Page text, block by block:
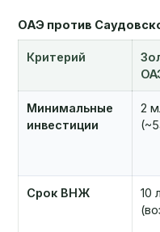
ОАЭ против
Критерий
Минимальные
инвестиции
2
Срок ВНЖ
10